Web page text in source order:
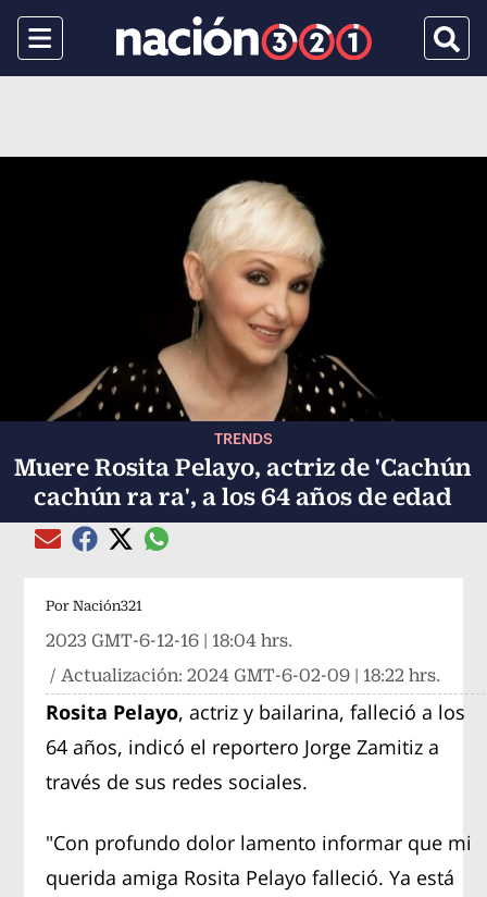
Menu
TRENDS
Muere Rosita Pelayo, actriz de 'Cachún
cachún ra ra', a los 64 años de edad
Compartir el artículo actual mediante Email
Compartir el artículo actual mediante Facebook
Compartir el artículo actual mediante Twitter
Compartir el artículo actual mediante
Por Nación321
2023 GMT-6-12-16 | 18:04 hrs.
/ Actualización:2024 GMT-6-02-09 | 18:22 hrs.
Rosita Pelayo, actriz y bailarina, falleció a los
64 años, indicó el reportero Jorge Zamitiz a
través de sus redes sociales.
"Con profundo dolor lamento informar que mi
querida amiga Rosita Pelayo falleció. Ya está